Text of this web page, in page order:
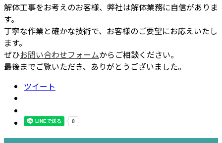
解体工事をお考えのお客様、弊社は解体業務に自信がありま
す。
丁寧な作業と確かな技術で、お客様のご要望にお応えいたし
ます。
ぜひお問い合わせフォームからご相談ください。
最後までご覧いただき、ありがとうございました。
ツイート